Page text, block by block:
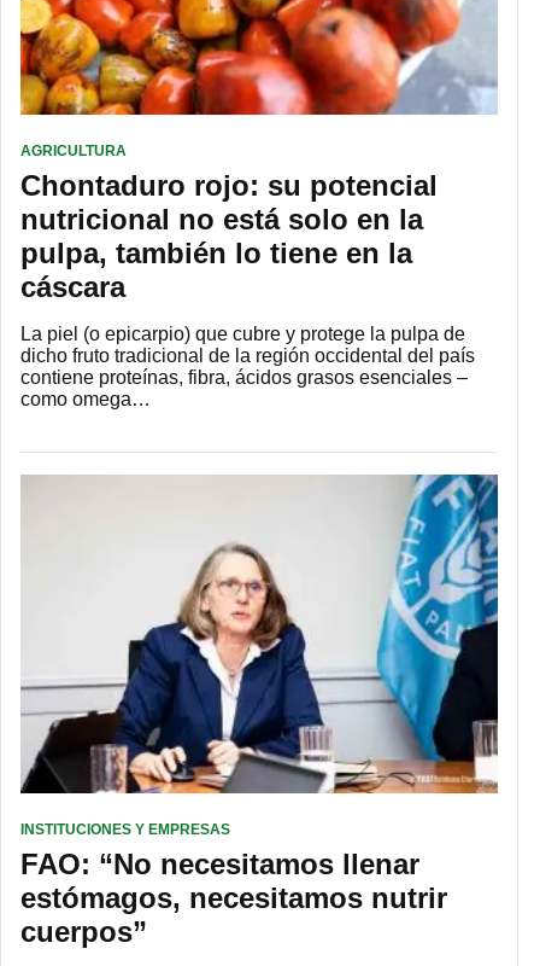
AGRICULTURA
Chontaduro rojo: su potencial
nutricional no está solo en la
pulpa, también lo tiene en la
cáscara
La piel (o epicarpio) que cubre y protege la pulpa de
dicho fruto tradicional de la región occidental del país
contiene proteínas, fibra, ácidos grasos esenciales –
como omega…
INSTITUCIONES Y EMPRESAS
FAO: “No necesitamos llenar
estómagos, necesitamos nutrir
cuerpos”